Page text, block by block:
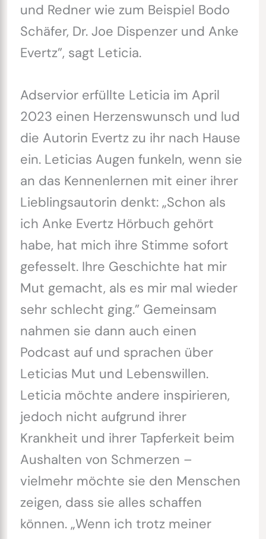
und Redner wie zum Beispiel Bodo
Schäfer, Dr. Joe Dispenzer und Anke
Evertz”, sagt Leticia.
Adservior erfüllte Leticia im April
2023 einen Herzenswunsch und lud
die Autorin Evertz zu ihr nach Hause
ein. Leticias Augen funkeln, wenn sie
an das Kennenlernen mit einer ihrer
Lieblingsautorin denkt: „Schon als
ich Anke Evertz Hörbuch gehört
habe, hat mich ihre Stimme sofort
gefesselt. Ihre Geschichte hat mir
Mut gemacht, als es mir mal wieder
sehr schlecht ging.” Gemeinsam
nahmen sie dann auch einen
Podcast auf und sprachen über
Leticias Mut und Lebenswillen.
Leticia möchte andere inspirieren,
jedoch nicht aufgrund ihrer
Krankheit und ihrer Tapferkeit beim
Aushalten von Schmerzen –
vielmehr möchte sie den Menschen
zeigen, dass sie alles schaffen
können. „Wenn ich trotz meiner